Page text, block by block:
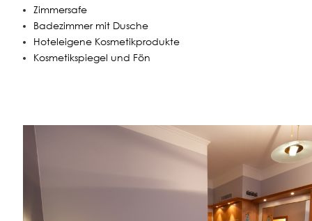
Zimmersafe
Badezimmer mit Dusche
Hoteleigene Kosmetikprodukte
Kosmetikspiegel und Fön